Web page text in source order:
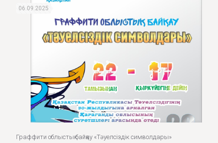
06.09.2025
Граффити облыстық байқау «Тәуелсіздік символдары»